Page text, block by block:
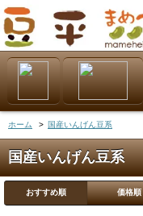
ホーム > 国産いんげん豆系
国産いんげん豆系
おすすめ順 価格順